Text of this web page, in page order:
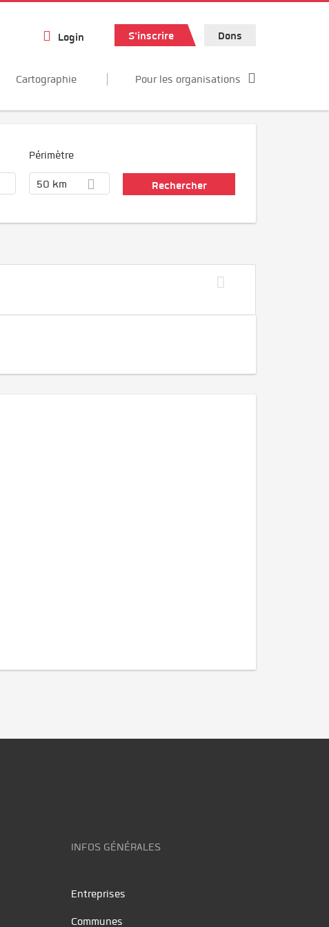
Login S'inscrire Dons
Cartographie Pour les organisations
Périmètre
50 km
INFOS GÉNÉRALES
Entreprises
Communes